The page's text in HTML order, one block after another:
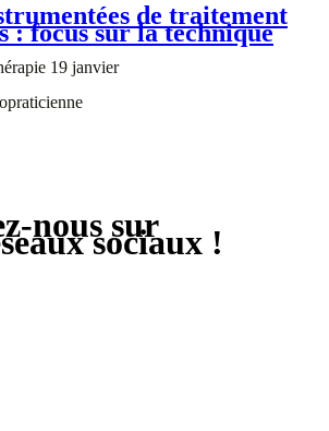
de traitement
: focus sur la technique
19 janvier
nous sursociaux !